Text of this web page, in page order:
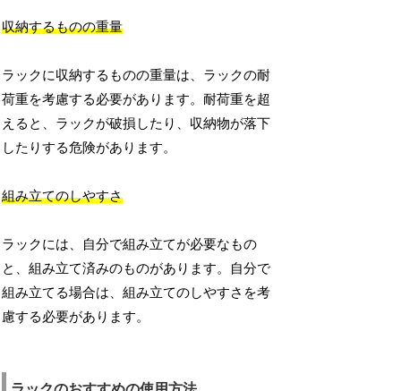
収納するものの重量
ラックに収納するものの重量は、ラックの耐
荷重を考慮する必要があります。耐荷重を超
えると、ラックが破損したり、収納物が落下
したりする危険があります。
組み立てのしやすさ
ラックには、自分で組み立てが必要なもの
と、組み立て済みのものがあります。自分で
組み立てる場合は、組み立てのしやすさを考
慮する必要があります。